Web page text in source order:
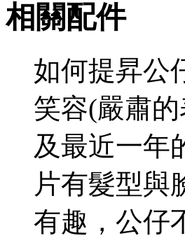
相關配件
如何提昇公
笑容(嚴肅
及最近一年
片有髮型與
有趣，公仔